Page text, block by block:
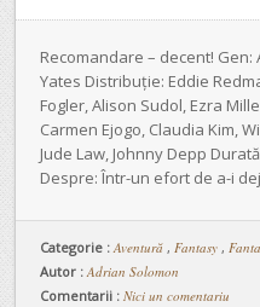
Recomandare – decent! Gen:
Yates Distribuție: Eddie
Fogler, Alison Sudol, Ezra
Carmen Ejogo, Claudia Kim,
Jude Law, Johnny Depp
Despre: Într-un efort de a-i
Categorie :Aventură , Fantasy ,
Autor : Adrian Solomon
Comentarii : Nici un comentariu